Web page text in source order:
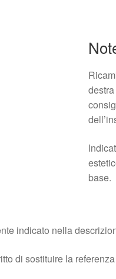
base.
indicato nella
di sostituire la